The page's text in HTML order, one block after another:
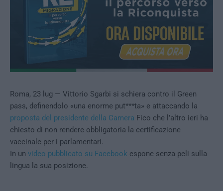
Roma, 23 lug — Vittorio Sgarbi si schiera contro il Green
pass, definendolo «una enorme put***ta» e attaccando la
proposta del presidente della Camera Fico che l’altro ieri ha
chiesto di non rendere obbligatoria la certificazione
vaccinale per i parlamentari.
In un video pubblicato su Facebook espone senza peli sulla
lingua la sua posizione.